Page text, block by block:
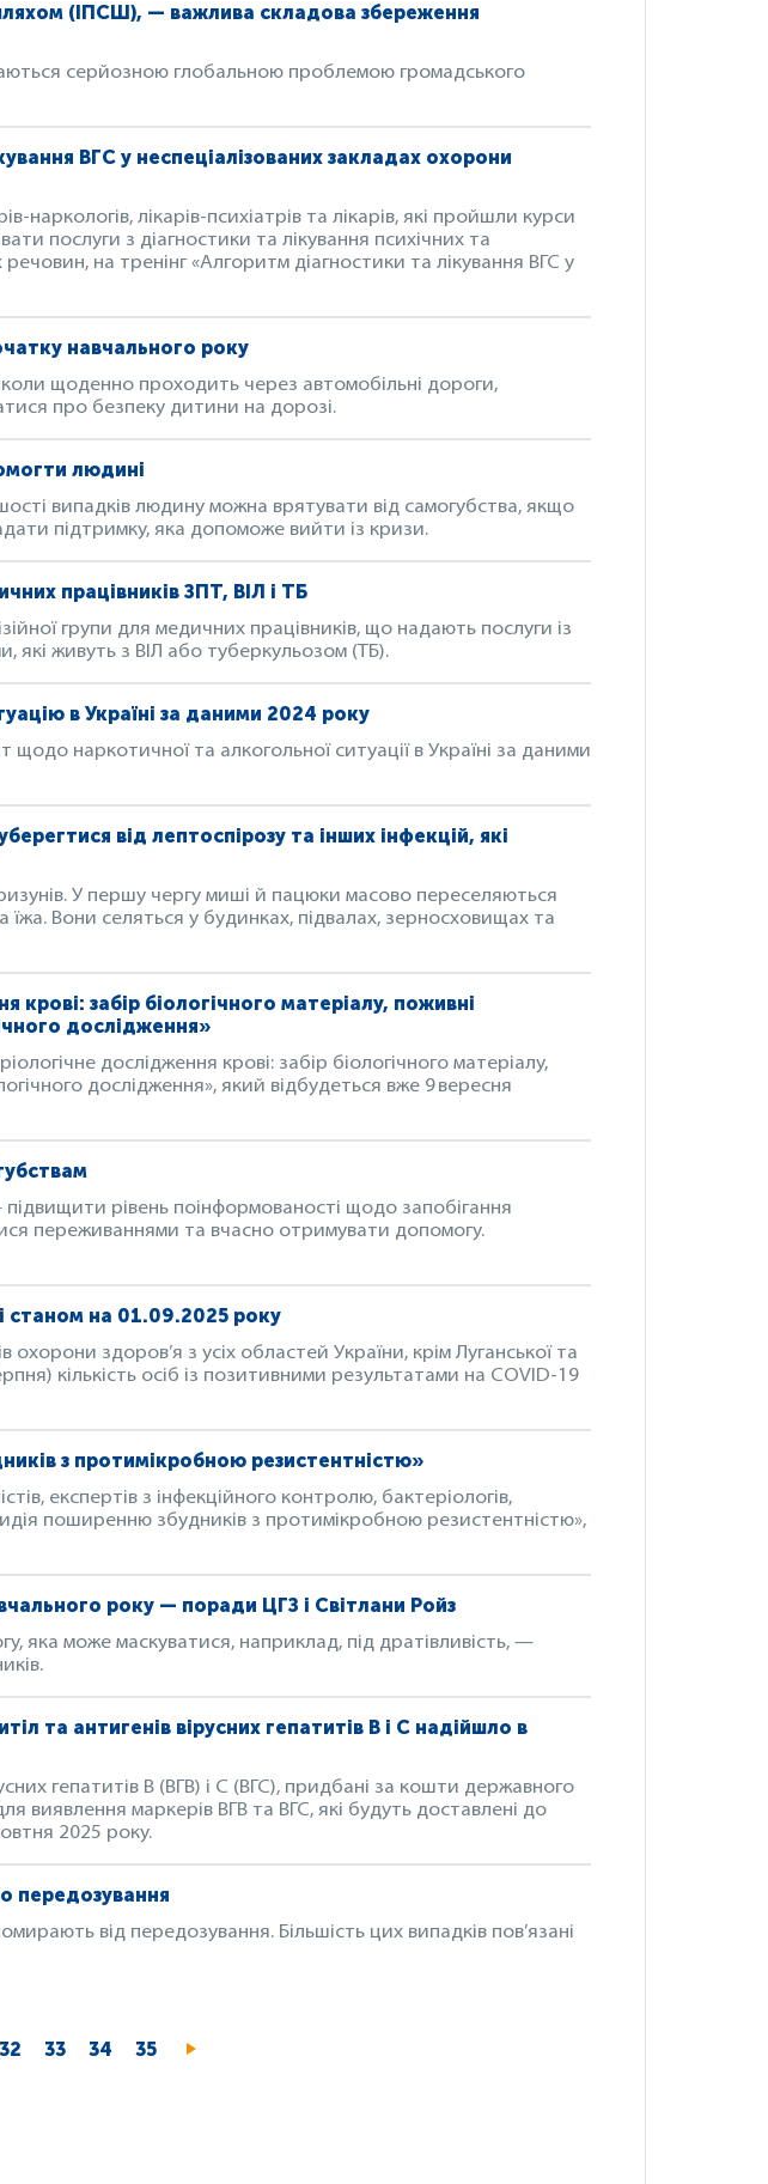
(ІПСШ), — важлива складова збереження
серйозною глобальною проблемою громадського
ВГС у неспеціалізованих закладах охорони
лікарів-психіатрів та лікарів, які пройшли курси
послуги з діагностики та лікування психічних та
на тренінг «Алгоритм діагностики та лікування ВГС у
навчального року
щоденно проходить через автомобільні дороги,
про безпеку дитини на дорозі.
людині
випадків людину можна врятувати від самогубства, якщо
підтримку, яка допоможе вийти із кризи.
працівників ЗПТ, ВІЛ і ТБ
групи для медичних працівників, що надають послуги із
які живуть з ВІЛ або туберкульозом (ТБ).
в Україні за даними 2024 року
щодо наркотичної та алкогольної ситуації в Україні за даними
від лептоспірозу та інших інфекцій, які
У першу чергу миші й пацюки масово переселяються
Вони селяться у будинках, підвалах, зерносховищах та
забір біологічного матеріалу, поживні
дослідження»
дослідження крові: забір біологічного матеріалу,
дослідження», який відбудеться вже 9 вересня
рівень поінформованості щодо запобігання
переживаннями та вчасно отримувати допомогу.
станом на 01.09.2025 року
здоров’я з усіх областей України, крім Луганської та
кількість осіб із позитивними результатами на COVID-19
з протимікробною резистентністю»
експертів з інфекційного контролю, бактеріологів,
поширенню збудників з протимікробною резистентністю»,
року — поради ЦГЗ і Світлани Ройз
яка може маскуватися, наприклад, під дратівливість, —
та антигенів вірусних гепатитів B і С надійшло в
гепатитів В (ВГВ) і С (ВГС), придбані за кошти державного
виявлення маркерів ВГВ та ВГС, які будуть доставлені до
2025 року.
передозування
від передозування. Більшість цих випадків пов’язані
Page
32 Page
33 Page
34 Page
35